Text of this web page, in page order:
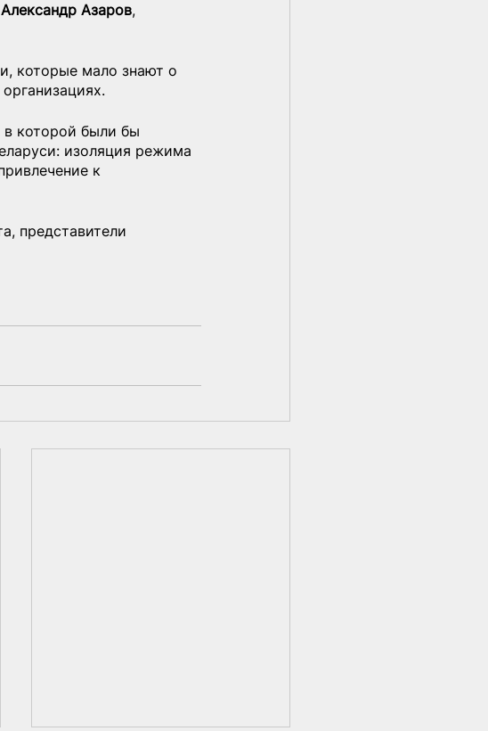
Александр Азаров,
которые мало знают о
которой были бы
изоляция режима
к
представители